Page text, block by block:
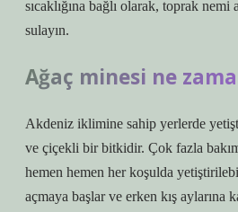
sıcaklığına bağlı olarak, toprak nemi
sulayın.
Ağaç minesi ne
Akdeniz iklimine sahip yerlerde
ve çiçekli bir bitkidir. Çok fazla
hemen hemen her koşulda
açmaya başlar ve erken kış aylarına